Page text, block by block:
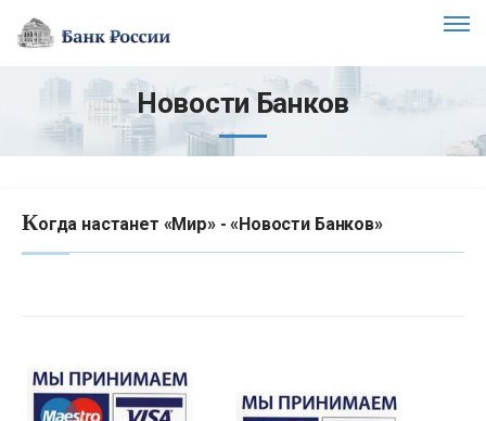
Новости Банков
Когда настанет «Мир» - «Новости Банков»